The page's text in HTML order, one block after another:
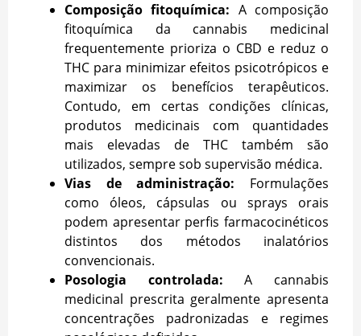
Composição fitoquímica: A composição
fitoquímica da cannabis medicinal
frequentemente prioriza o CBD e reduz o
THC para minimizar efeitos psicotrópicos e
maximizar os benefícios terapêuticos.
Contudo, em certas condições clínicas,
produtos medicinais com quantidades
mais elevadas de THC também são
utilizados, sempre sob supervisão médica.
Vias de administração: Formulações
como óleos, cápsulas ou sprays orais
podem apresentar perfis farmacocinéticos
distintos dos métodos inalatórios
convencionais.
Posologia controlada: A cannabis
medicinal prescrita geralmente apresenta
concentrações padronizadas e regimes